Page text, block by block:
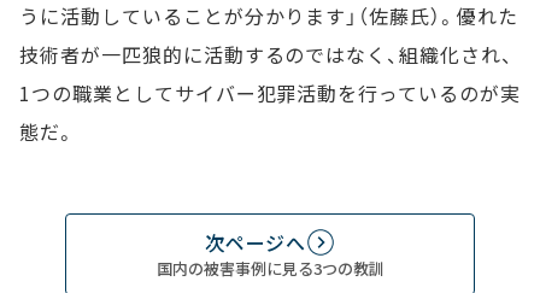
うに活動していることが分かります」（佐藤氏）。優れた
技術者が一匹狼的に活動するのではなく、組織化され、
1つの職業としてサイバー犯罪活動を行っているのが実
態だ。
次ページへ
国内の被害事例に見る3つの教訓